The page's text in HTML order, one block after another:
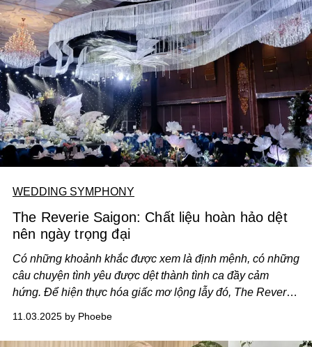
WEDDING SYMPHONY
The Reverie Saigon: Chất liệu hoàn hảo dệt
nên ngày trọng đại
Có những khoảnh khắc được xem là định mệnh, có những
câu chuyện tình yêu được dệt thành tình ca đầy cảm
hứng. Để hiện thực hóa giấc mơ lộng lẫy đó, The Reverie
cho ngày chung đôi.
11.03.2025 by Phoebe